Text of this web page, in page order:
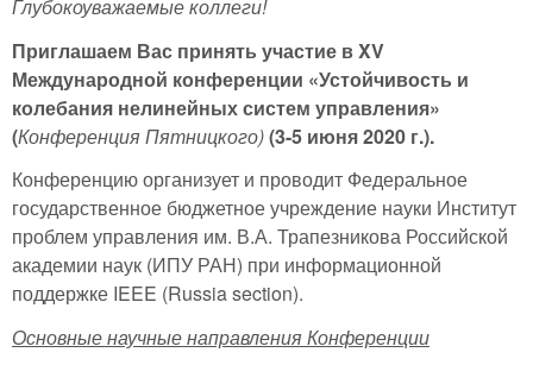
Глубокоуважаемые коллеги!
Приглашаем Вас принять участие вXV
Международной конференции «Устойчивость и
колебания нелинейных систем управления»
(Конференция Пятницкого)(3-5 июня 2020 г.).
Конференцию организует и проводит Федеральное
государственное бюджетное учреждение науки Институт
проблем управления им. В.А. Трапезникова Российской
академии наук (ИПУ РАН) при информационной
поддержке IEEE (Russia section).
Основные научные направления Конференции